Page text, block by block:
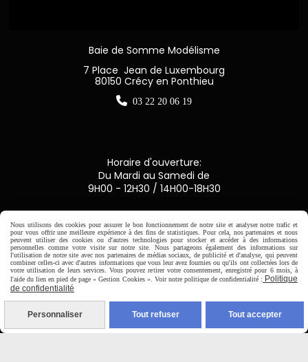
Baie de Somme Modélisme
7 Place Jean de Luxembourg
80150 Crécy en Ponthieu
 03 22 20 06 19
Horaire d'ouverture:
Du Mardi au Samedi de
9H00 - 12H30 / 14H00-18H30

Paiement sécurisé
CB Crédit Agricole
Nous utilisons des cookies pour assurer le bon fonctionnement de notre site et analyser notre trafic et
pour vous offrir une meilleure expérience à des fins de statistiques. Pour cela, nos partenaires et nous
peuvent utiliser des cookies ou d'autres technologies pour stocker et accéder à des informations
personnelles comme votre visite sur notre site. Nous partageons également des informations sur
l'utilisation de notre site avec nos partenaires de médias sociaux, de publicité et d'analyse, qui peuvent
combiner celles-ci avec d'autres informations que vous leur avez fournies ou qu'ils ont collectées lors de
votre utilisation de leurs services. Vous pouvez retirer votre consentement, enregistré pour 6 mois, à
l'aide du lien en pied de page « Gestion Cookies ». Voir notre politique de confidentialité : Politique
de confidentialité
Personnaliser Tout refuser Tout accepter